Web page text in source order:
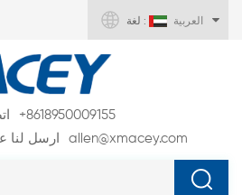
لغة : العربية
+8618950009155
ارسل لنا
allen@xmacey.com